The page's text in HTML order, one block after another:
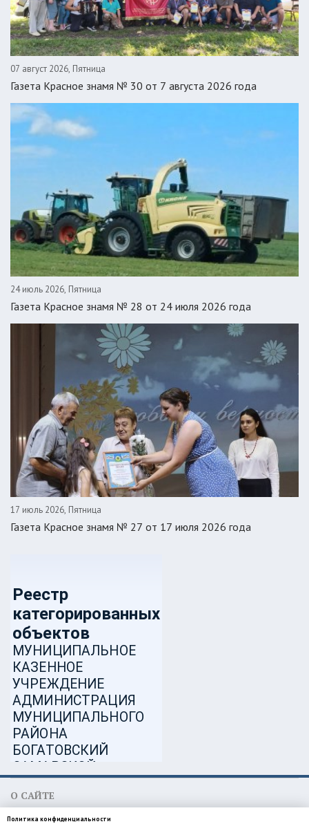
07 август 2026, Пятница
Газета Красное знамя № 30 от 7 августа 2026 года
24 июль 2026, Пятница
Газета Красное знамя № 28 от 24 июля 2026 года
17 июль 2026, Пятница
Газета Красное знамя № 27 от 17 июля 2026 года
О САЙТЕ
МКУ администрация муниципального района Богатовский
Политика конфиденциальности